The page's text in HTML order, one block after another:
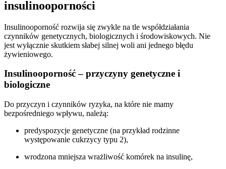
insulinooporności
Insulinooporność rozwija się zwykle na tle współdziałania
czynników genetycznych, biologicznych i środowiskowych. Nie
jest wyłącznie skutkiem słabej silnej woli ani jednego błędu
żywieniowego.
Insulinooporność – przyczyny genetyczne i
biologiczne
Do przyczyn i czynników ryzyka, na które nie mamy
bezpośredniego wpływu, należą:
predyspozycje genetyczne (na przykład rodzinne
występowanie cukrzycy typu 2),
wrodzona mniejsza wrażliwość komórek na insulinę,